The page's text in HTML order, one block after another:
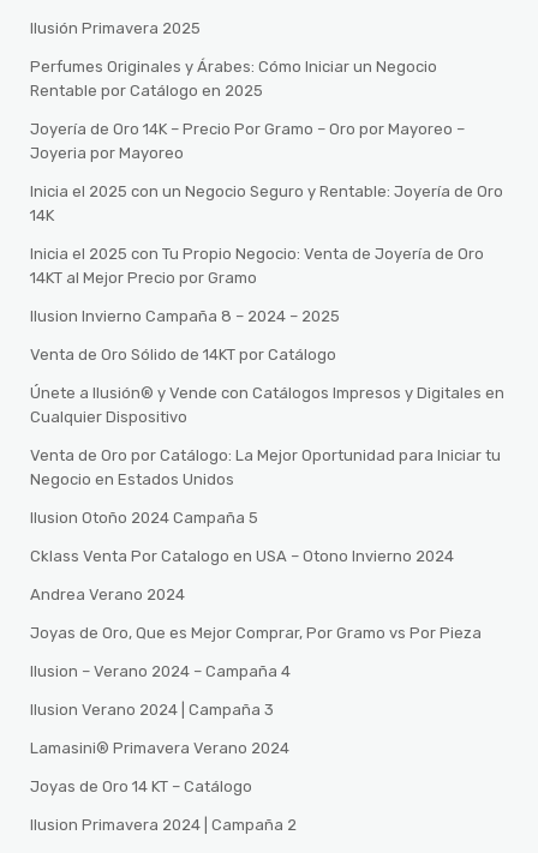
Ilusión Primavera 2025
Perfumes Originales y Árabes: Cómo Iniciar un Negocio
Rentable por Catálogo en 2025
Joyería de Oro 14K – Precio Por Gramo – Oro por Mayoreo –
Joyeria por Mayoreo
Inicia el 2025 con un Negocio Seguro y Rentable: Joyería de Oro
14K
Inicia el 2025 con Tu Propio Negocio: Venta de Joyería de Oro
14KT al Mejor Precio por Gramo
Ilusion Invierno Campaña 8 – 2024 – 2025
Venta de Oro Sólido de 14KT por Catálogo
Únete a Ilusión® y Vende con Catálogos Impresos y Digitales en
Cualquier Dispositivo
Venta de Oro por Catálogo: La Mejor Oportunidad para Iniciar tu
Negocio en Estados Unidos
Ilusion Otoño 2024 Campaña 5
Cklass Venta Por Catalogo en USA – Otono Invierno 2024
Andrea Verano 2024
Joyas de Oro, Que es Mejor Comprar, Por Gramo vs Por Pieza
Ilusion – Verano 2024 – Campaña 4
Ilusion Verano 2024 | Campaña 3
Lamasini®️ Primavera Verano 2024
Joyas de Oro 14 KT – Catálogo
Ilusion Primavera 2024 | Campaña 2